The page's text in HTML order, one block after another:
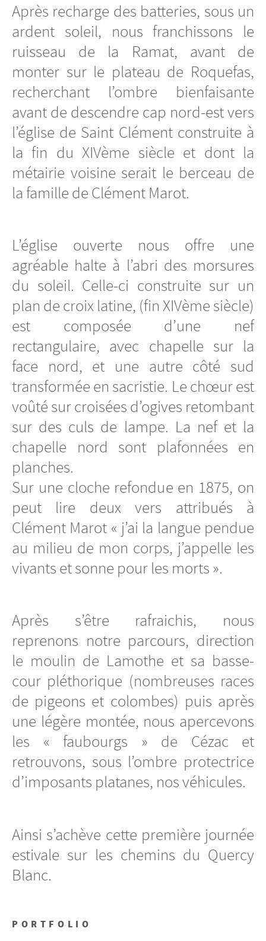
Après recharge des batteries, sous un
ardent soleil, nous franchissons le
ruisseau de la Ramat, avant de
monter sur le plateau de Roquefas,
recherchant l’ombre bienfaisante
avant de descendre cap nord-est vers
l’église de Saint Clément construite à
la fin du XIVème siècle et dont la
métairie voisine serait le berceau de
la famille de Clément Marot.
L’église ouverte nous offre une
agréable halte à l’abri des morsures
du soleil. Celle-ci construite sur un
plan de croix latine, (fin XIVème siècle)
est composée d’une nef
rectangulaire, avec chapelle sur la
face nord, et une autre côté sud
transformée en sacristie. Le chœur est
voûté sur croisées d’ogives retombant
sur des culs de lampe. La nef et la
chapelle nord sont plafonnées en
planches.
Sur une cloche refondue en 1875, on
peut lire deux vers attribués à
Clément Marot « j’ai la langue pendue
au milieu de mon corps, j’appelle les
vivants et sonne pour les morts ».
Après s’être rafraichis, nous
reprenons notre parcours, direction
le moulin de Lamothe et sa basse-
cour pléthorique (nombreuses races
de pigeons et colombes) puis après
une légère montée, nous apercevons
les « faubourgs » de Cézac et
retrouvons, sous l’ombre protectrice
d’imposants platanes, nos véhicules.
Ainsi s’achève cette première journée
estivale sur les chemins du Quercy
Blanc.
PORTFOLIO